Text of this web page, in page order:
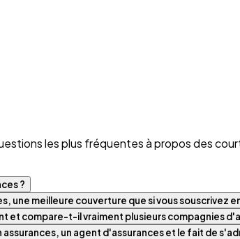
les plus fréquentes à propos des
?
une meilleure couverture que si vous souscrivez
et compare-t-il vraiment plusieurs compagnies
un agent d'assurances et le fait de